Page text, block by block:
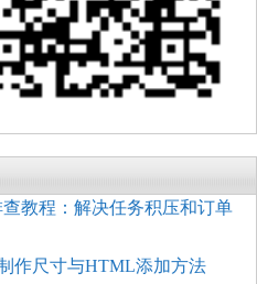
查教程：解决任务积压和订单
作尺寸与HTML添加方法